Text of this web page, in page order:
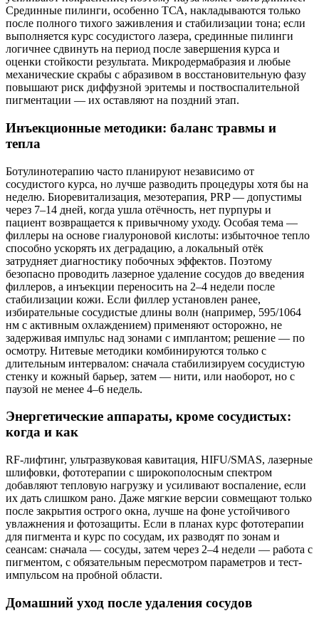
Срединные пилинги, особенно ТСА, накладываются только
после полного тихого заживления и стабилизации тона; если
выполняется курс сосудистого лазера, срединные пилинги
логичнее сдвинуть на период после завершения курса и
оценки стойкости результата. Микродермабразия и любые
механические скрабы с абразивом в восстановительную фазу
повышают риск диффузной эритемы и поствоспалительной
пигментации — их оставляют на поздний этап.
Инъекционные методики: баланс травмы и
тепла
Ботулинотерапию часто планируют независимо от
сосудистого курса, но лучше разводить процедуры хотя бы на
неделю. Биоревитализация, мезотерапия, PRP — допустимы
через 7–14 дней, когда ушла отёчность, нет пурпуры и
пациент возвращается к привычному уходу. Особая тема —
филлеры на основе гиалуроновой кислоты: избыточное тепло
способно ускорять их деградацию, а локальный отёк
затрудняет диагностику побочных эффектов. Поэтому
безопасно проводить лазерное удаление сосудов до введения
филлеров, а инъекции переносить на 2–4 недели после
стабилизации кожи. Если филлер установлен ранее,
избирательные сосудистые длины волн (например, 595/1064
нм с активным охлаждением) применяют осторожно, не
задерживая импульс над зонами с имплантом; решение — по
осмотру. Нитевые методики комбинируются только с
длительным интервалом: сначала стабилизируем сосудистую
стенку и кожный барьер, затем — нити, или наоборот, но с
паузой не менее 4–6 недель.
Энергетические аппараты, кроме сосудистых:
когда и как
RF-лифтинг, ультразвуковая кавитация, HIFU/SMAS, лазерные
шлифовки, фототерапии с широкополосным спектром
добавляют тепловую нагрузку и усиливают воспаление, если
их дать слишком рано. Даже мягкие версии совмещают только
после закрытия острого окна, лучше на фоне устойчивого
увлажнения и фотозащиты. Если в планах курс фототерапии
для пигмента и курс по сосудам, их разводят по зонам и
сеансам: сначала — сосуды, затем через 2–4 недели — работа с
пигментом, с обязательным пересмотром параметров и тест-
импульсом на пробной области.
Домашний уход после удаления сосудов